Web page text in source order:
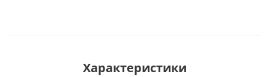
Характеристики